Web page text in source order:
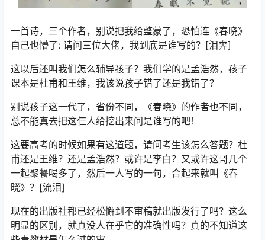
一首诗，三个作者，别说把我给整蒙了，恐怕连《春晓》
自己也懵了: 请问三位大佬，我到底是谁写的？[泪奔]
这以后还叫我们怎么辅导孩子？我们学的是孟浩然，孩子
课本是杜甫和王维，我该说孩子错了还是我错了？
别说孩子这一代了，省份不同，《春晓》的作者也不同，
总不能真去把这仨人给挖出来问是谁写的吧！
这要高考的时候如果有这道题，请问考生该怎么答题？杜
甫还是王维？还是孟浩然？或许是李白？又或许这哥几个
一起聚餐喝多了，然后一人写的一句，合起来就叫《春
晓》？[流泪]
现在的出版社都已经松懈到不审稿就出版发行了吗？这么
明显的区别，就真没人在乎它的准确性吗？真的不知道这